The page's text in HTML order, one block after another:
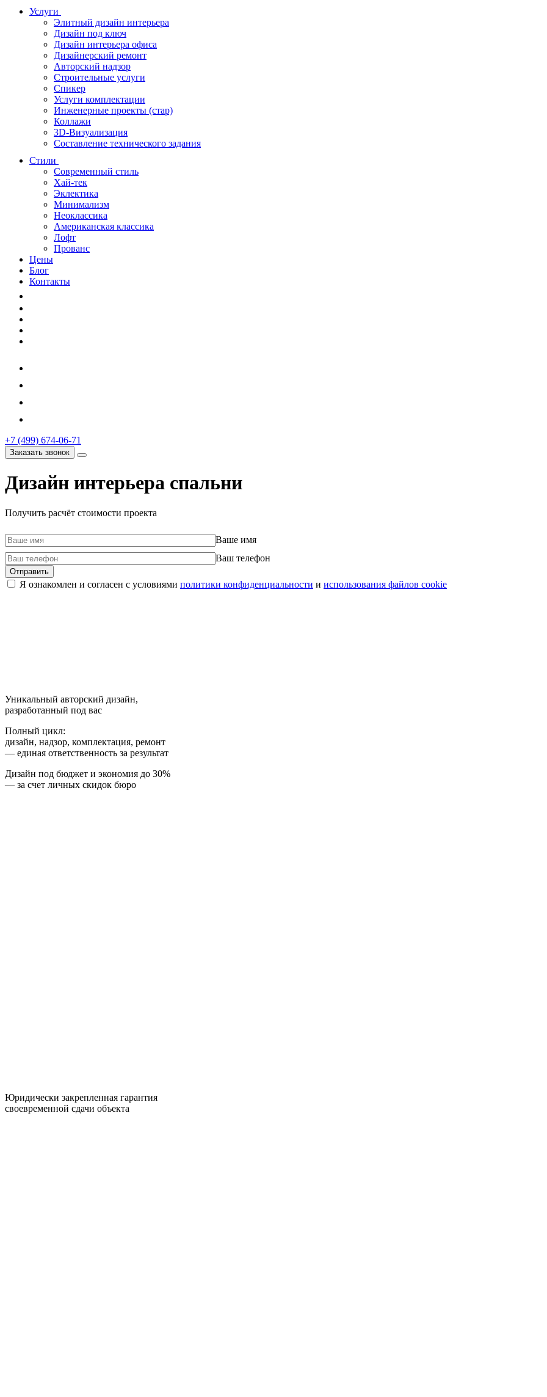
Услуги
Элитный дизайн интерьера
Дизайн под ключ
Дизайн интерьера офиса
Дизайнерский ремонт
Авторский надзор
Строительные услуги
Спикер
Услуги комплектации
Инженерные проекты (стар)
Коллажи
3D-Визуализация
Составление технического задания
Стили
Современный стиль
Хай-тек
Эклектика
Минимализм
Неоклассика
Американская классика
Лофт
Прованс
Цены
Блог
Контакты
+7 (499) 674-06-71
Заказать звонок
Дизайн интерьера спальни
Получить расчёт стоимости проекта
Ваше имя
Ваш телефон
Я ознакомлен и согласен с условиями политики конфиденциальности и использования файлов cookie
Уникальный авторский дизайн,
разработанный под вас
Полный цикл:
дизайн, надзор, комплектация, ремонт
— единая ответственность за результат
Дизайн под бюджет и экономия до 30%
— за счет личных скидок бюро
Юридически закрепленная гарантия
своевременной сдачи объекта